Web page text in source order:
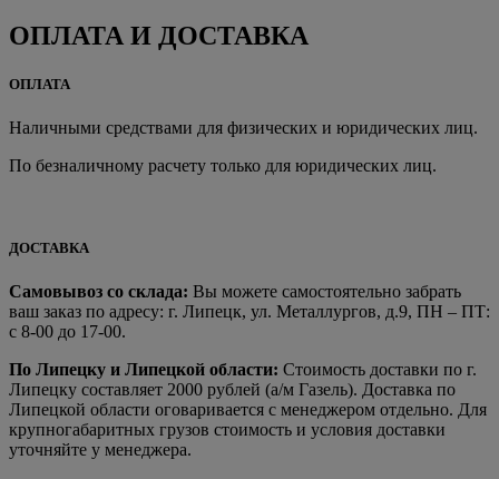
ОПЛАТА И ДОСТАВКА
ОПЛАТА
Наличными средствами для физических и юридических лиц.
По безналичному расчету только для юридических лиц.
ДОСТАВКА
Самовывоз со склада: Вы можете самостоятельно забрать
ваш заказ по адресу: г. Липецк, ул. Металлургов, д.9, ПН – ПТ:
с 8-00 до 17-00.
По Липецку и Липецкой области: Стоимость доставки по г.
Липецку составляет 2000 рублей (а/м Газель). Доставка по
Липецкой области оговаривается с менеджером отдельно. Для
крупногабаритных грузов стоимость и условия доставки
уточняйте у менеджера.